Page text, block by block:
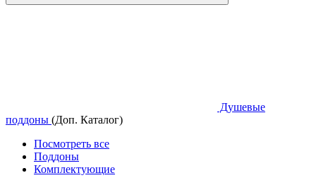
Душевые
поддоны (Доп. Каталог)
Посмотреть все
Поддоны
Комплектующие